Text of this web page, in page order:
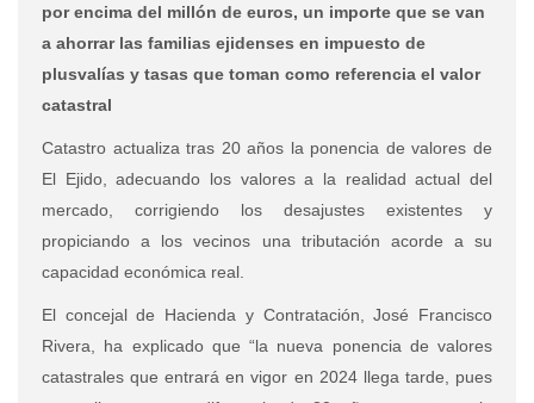
por encima del millón de euros, un importe que se van
a ahorrar las familias ejidenses en impuesto de
plusvalías y tasas que toman como referencia el valor
catastral
Catastro actualiza tras 20 años la ponencia de valores de
El Ejido, adecuando los valores a la realidad actual del
mercado, corrigiendo los desajustes existentes y
propiciando a los vecinos una tributación acorde a su
capacidad económica real.
El concejal de Hacienda y Contratación, José Francisco
Rivera, ha explicado que “la nueva ponencia de valores
catastrales que entrará en vigor en 2024 llega tarde, pues